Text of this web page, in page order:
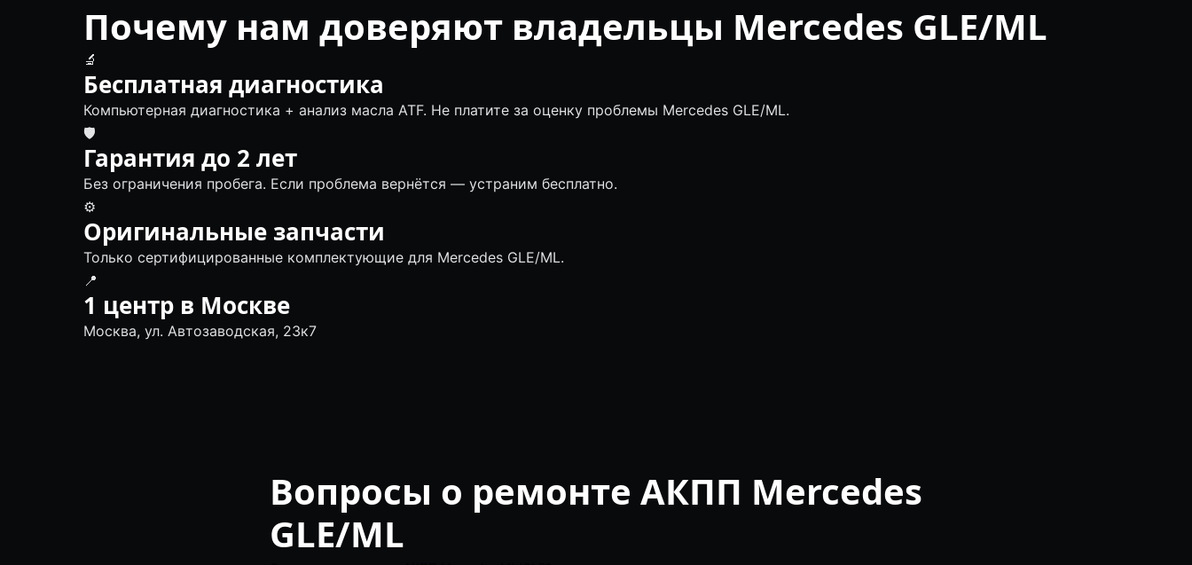
Почему нам доверяют владельцы Mercedes GLE/ML
🔬
Бесплатная диагностика
Компьютерная диагностика + анализ масла ATF. Не платите за оценку проблемы Mercedes GLE/ML.
🛡
Гарантия до 2 лет
Без ограничения пробега. Если проблема вернётся — устраним бесплатно.
⚙️
Оригинальные запчасти
Только сертифицированные комплектующие для Mercedes GLE/ML.
📍
1 центр в Москве
Москва, ул. Автозаводская, 23к7
Вопросы о ремонте АКПП Mercedes
GLE/ML